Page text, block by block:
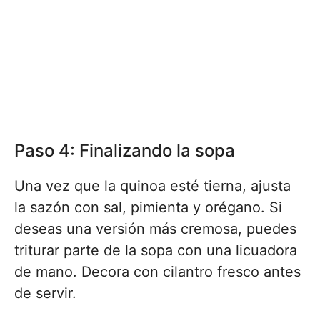
Paso 4: Finalizando la sopa
Una vez que la quinoa esté tierna, ajusta
la sazón con sal, pimienta y orégano. Si
deseas una versión más cremosa, puedes
triturar parte de la sopa con una licuadora
de mano. Decora con cilantro fresco antes
de servir.